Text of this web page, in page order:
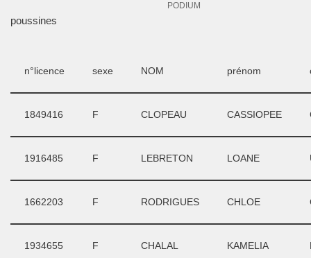
PODIUM
poussines
n°licence sexe NOM prénom
1849416 F CLOPEAU CASSIOPEE
1916485 F LEBRETON LOANE
1662203 F RODRIGUES CHLOE
1934655 F CHALAL KAMELIA